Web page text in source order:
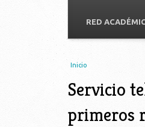
RED
Usted está
Inicio
Servicio
primeros